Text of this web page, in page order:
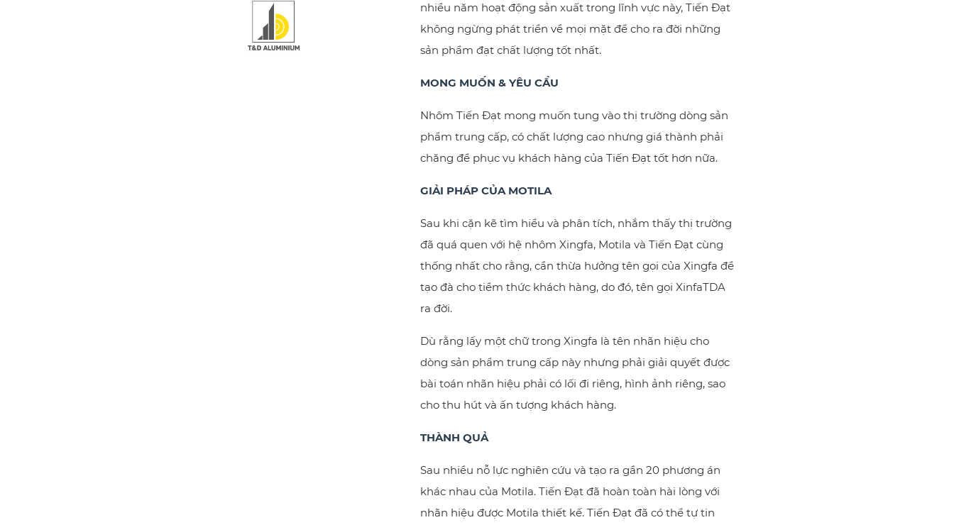
nhiều năm hoạt động sản xuất trong lĩnh vực này, Tiến Đạt
không ngừng phát triển về mọi mặt để cho ra đời những
sản phẩm đạt chất lượng tốt nhất.
MONG MUỐN & YÊU CẦU
Nhôm Tiến Đạt mong muốn tung vào thị trường dòng sản
phẩm trung cấp, có chất lượng cao nhưng giá thành phải
chăng để phục vụ khách hàng của Tiến Đạt tốt hơn nữa.
GIẢI PHÁP CỦA MOTILA
Sau khi cặn kẽ tìm hiểu và phân tích, nhắm thấy thị trường
đã quá quen với hệ nhôm Xingfa, Motila và Tiến Đạt cùng
thống nhất cho rằng, cần thừa hưởng tên gọi của Xingfa để
tạo đà cho tiềm thức khách hàng, do đó, tên gọi XinfaTDA
ra đời.
Dù rằng lấy một chữ trong Xingfa là tên nhãn hiệu cho
dòng sản phẩm trung cấp này nhưng phải giải quyết được
bài toán nhãn hiệu phải có lối đi riêng, hình ảnh riêng, sao
cho thu hút và ấn tượng khách hàng.
THÀNH QUẢ
Sau nhiều nỗ lực nghiên cứu và tạo ra gần 20 phương án
khác nhau của Motila. Tiến Đạt đã hoàn toàn hài lòng với
nhãn hiệu được Motila thiết kế. Tiến Đạt đã có thể tự tin